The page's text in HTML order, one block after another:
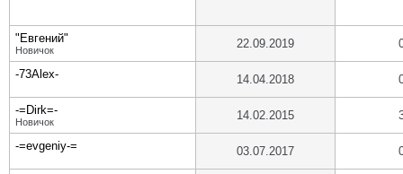
"Евгений"
Новичок 22.09.2019
-73Alex- 14.04.2018
-=Dirk=-
Новичок 14.02.2015
-=evgeniy-= 03.07.2017